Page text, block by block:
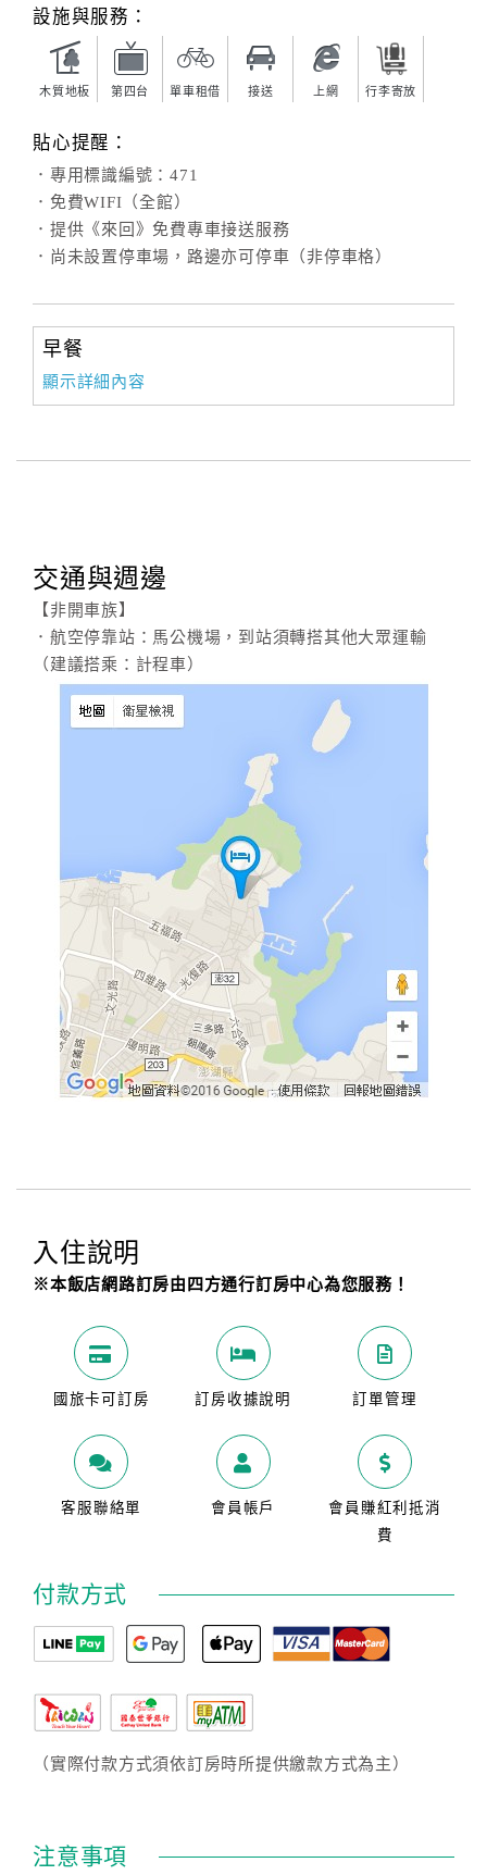
伴
商
品
宣
傳
設施與服務：
木質地板 第四台 單車租借 接送 上網 行李寄放
貼心提醒：
．專用標識編號：471
．免費WIFI（全館）
．提供《來回》免費專車接送服務
．尚未設置停車場，路邊亦可停車（非停車格）
早餐
顯示詳細內容
交通與週邊
【非開車族】
．航空停靠站：馬公機場，到站須轉搭其他大眾運輸
（建議搭乘：計程車）
入住說明
※本飯店網路訂房由四方通行訂房中心為您服務！
國旅卡可訂房 訂房收據說明 訂單管理
客服聯絡單 會員帳戶
會員賺紅利抵消
費
付款方式
（實際付款方式須依訂房時所提供繳款方式為主）
注意事項